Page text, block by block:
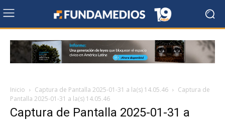
Inicio Captura de Pantalla 2025-01-31 a la(s) 14.05.46
Captura de
Pantalla 2025-01-31 a la(s) 14.05.46
Captura de Pantalla 2025-01-31 a